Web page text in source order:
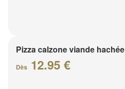
Pizza calzone viande hachée
Dès 12.95 €